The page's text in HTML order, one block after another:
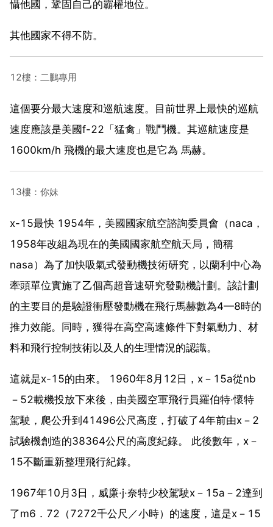
懾他國，鞏固自己的霸權地位。
其他國家不得不防。
12樓：二鵬專用
這個要分最大速度和巡航速度。目前世界上最快的巡航
速度應該是美國f-22「猛禽」戰鬥機。其巡航速度是
1600km/h 飛機的最大速度也是它為 馬赫。
13樓：你妹
x-15最快 1954年，美國國家航空諮詢委員會（naca，
1958年改組為現在的美國國家航空航天局，簡稱
nasa）為了加快吸氣式發動機技術研究，以蘭利中心為
牽頭單位實施了乙個高超音速研究發動機計劃。該計劃
的主要目的是驗證衝壓發動機在飛行馬赫數為4—8時的
推力效能。同時，獲得在高空高速條件下對氣動力、材
料和飛行控制技術以及人的生理情況的認識。
這就是x-15的由來。 1960年8月12日，x－15a從nb
－52載機投放下來後，由美國空軍飛行員羅伯特·懷特
駕駛，爬公升到41496公尺高度，打破了4年前由x－2
試驗機創造的38364公尺的高度紀錄。 此後數年，x－
15不斷重新整理飛行紀錄。
1967年10月3日，威廉·j·奈特少校駕駛x－15a－2達到
了m6．72（7272千公尺／小時）的速度，這是x－15